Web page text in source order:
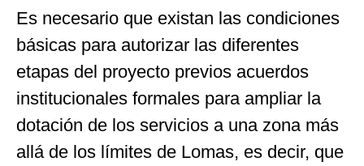
Es necesario que existan las condiciones
básicas para autorizar las diferentes
etapas del proyecto previos acuerdos
institucionales formales para ampliar la
dotación de los servicios a una zona más
allá de los límites de Lomas, es decir, que